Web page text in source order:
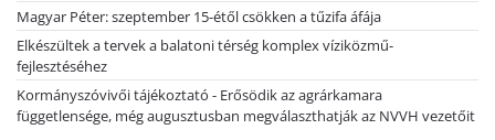
Magyar Péter: szeptember 15-étől csökken a tűzifa áfája
Elkészültek a tervek a balatoni térség komplex víziközmű-
fejlesztéséhez
Kormányszóvivői tájékoztató - Erősödik az agrárkamara
függetlensége, még augusztusban megválaszthatják az NVVH vezetőit